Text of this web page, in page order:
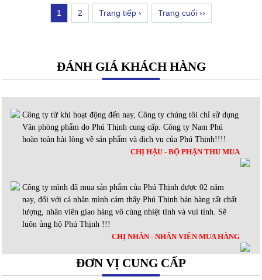
1 2 Trang tiếp › Trang cuối ››
ĐÁNH GIÁ KHÁCH HÀNG
Công ty từ khi hoạt động đến nay, Công ty chúng tôi chỉ sử dụng
Văn phòng phẩm do Phú Thịnh cung cấp. Công ty Nam Phú
hoàn toàn hài lòng về sản phẩm và dịch vụ của Phú Thịnh!!!!
CHỊ HẬU - BỘ PHẬN THU MUA
Công ty mình đã mua sản phẩm của Phú Thịnh được 02 năm
nay, đối với cá nhân mình cảm thấy Phú Thịnh bán hàng rất chất
lượng, nhân viên giao hàng vô cùng nhiệt tình và vui tính. Sẽ
luôn ủng hộ Phú Thịnh !!!
CHỊ NHÂN - NHÂN VIÊN MUA HÀNG
ĐƠN VỊ CUNG CẤP